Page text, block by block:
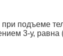
подъеме
3-у, равна